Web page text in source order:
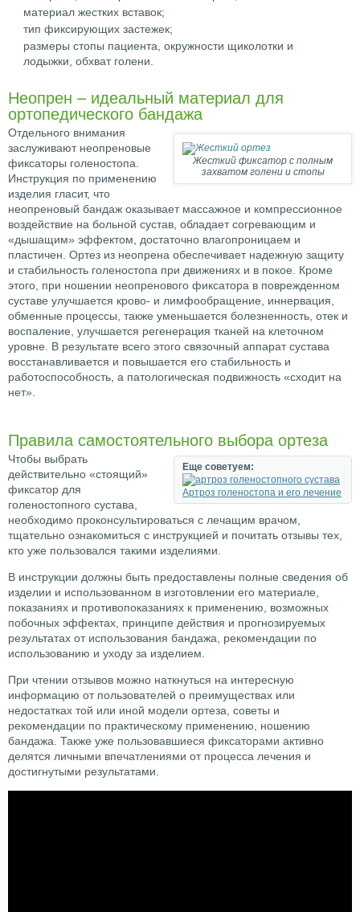
материал жестких вставок;
тип фиксирующих застежек;
размеры стопы пациента, окружности щиколотки и
лодыжки, обхват голени.
Неопрен – идеальный материал для
ортопедического бандажа
Жесткий фиксатор с полным
захватом голени и стопы
Отдельного внимания
заслуживают неопреновые
фиксаторы голеностопа.
Инструкция по применению
изделия гласит, что
неопреновый бандаж оказывает массажное и компрессионное
воздействие на больной сустав, обладает согревающим и
«дышащим» эффектом, достаточно влагопроницаем и
пластичен. Ортез из неопрена обеспечивает надежную защиту
и стабильность голеностопа при движениях и в покое. Кроме
этого, при ношении неопренового фиксатора в поврежденном
суставе улучшается крово- и лимфообращение, иннервация,
обменные процессы, также уменьшается болезненность, отек и
воспаление, улучшается регенерация тканей на клеточном
уровне. В результате всего этого связочный аппарат сустава
восстанавливается и повышается его стабильность и
работоспособность, а патологическая подвижность «сходит на
нет».
Правила самостоятельного выбора ортеза
Еще советуем:
Артроз голеностопа и его лечение
Чтобы выбрать
действительно «стоящий»
фиксатор для
голеностопного сустава,
необходимо проконсультироваться с лечащим врачом,
тщательно ознакомиться с инструкцией и почитать отзывы тех,
кто уже пользовался такими изделиями.
В инструкции должны быть предоставлены полные сведения об
изделии и использованном в изготовлении его материале,
показаниях и противопоказаниях к применению, возможных
побочных эффектах, принципе действия и прогнозируемых
результатах от использования бандажа, рекомендации по
использованию и уходу за изделием.
При чтении отзывов можно наткнуться на интересную
информацию от пользователей о преимуществах или
недостатках той или иной модели ортеза, советы и
рекомендации по практическому применению, ношению
бандажа. Также уже пользовавшиеся фиксаторами активно
делятся личными впечатлениями от процесса лечения и
достигнутыми результатами.